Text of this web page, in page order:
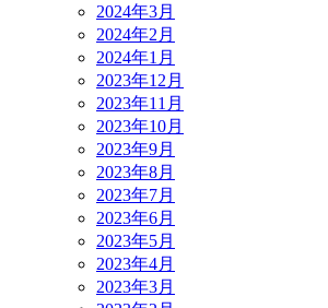
2024年3月
2024年2月
2024年1月
2023年12月
2023年11月
2023年10月
2023年9月
2023年8月
2023年7月
2023年6月
2023年5月
2023年4月
2023年3月